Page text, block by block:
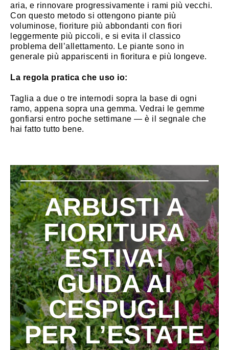
aria, e rinnovare progressivamente i rami più vecchi.
Con questo metodo si ottengono piante più
voluminose, fioriture più abbondanti con fiori
leggermente più piccoli, e si evita il classico
problema dell’allettamento. Le piante sono in
generale più appariscenti in fioritura e più longeve.
La regola pratica che uso io:
Taglia a due o tre internodi sopra la base di ogni
ramo, appena sopra una gemma. Vedrai le gemme
gonfiarsi entro poche settimane — è il segnale che
hai fatto tutto bene.
ARBUSTI A
FIORITURA
ESTIVA!
GUIDA AI
CESPUGLI
PER L’ESTATE